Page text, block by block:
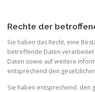
Rechte der
Sie haben das Recht, eine
betreffende Daten
Daten sowie auf weitere
entsprechend den
Sie haben entsprechend. den